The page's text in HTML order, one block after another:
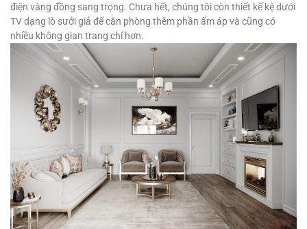
điện vàng đồng sang trọng. Chưa hết, chúng tôi còn thiết kế kệ dưới
TV dạng lò sưởi giả để căn phòng thêm phần ấm áp và cũng có
nhiều không gian trang chí hơn.